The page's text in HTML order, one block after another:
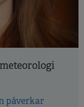
påverkar